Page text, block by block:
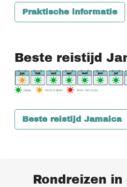
Praktische informatie
Beste reistijd
Beste reistijd Jamaica
Rondreizen